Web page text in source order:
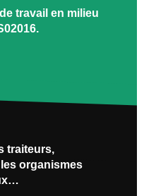
travail en milieu
traiteurs,
les organismes